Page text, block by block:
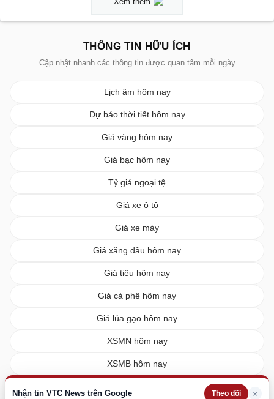
Nhận tin VTC News trên Google Theo dõi ×
THÔNG TIN HỮU ÍCH
Cập nhật nhanh các thông tin được quan tâm mỗi ngày
Lịch âm hôm nay
Dự báo thời tiết hôm nay
Giá vàng hôm nay
Giá bạc hôm nay
Tỷ giá ngoại tệ
Giá xe ô tô
Giá xe máy
Giá xăng dầu hôm nay
Giá tiêu hôm nay
Giá cà phê hôm nay
Giá lúa gạo hôm nay
XSMN hôm nay
XSMB hôm nay